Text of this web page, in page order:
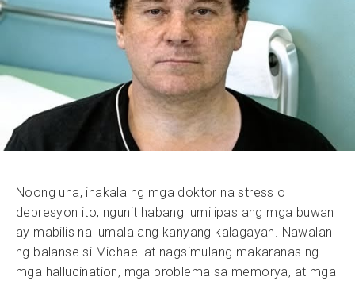
Noong una, inakala ng mga doktor na stress o
depresyon ito, ngunit habang lumilipas ang mga buwan
ay mabilis na lumala ang kanyang kalagayan. Nawalan
ng balanse si Michael at nagsimulang makaranas ng
mga hallucination, mga problema sa memorya, at mga